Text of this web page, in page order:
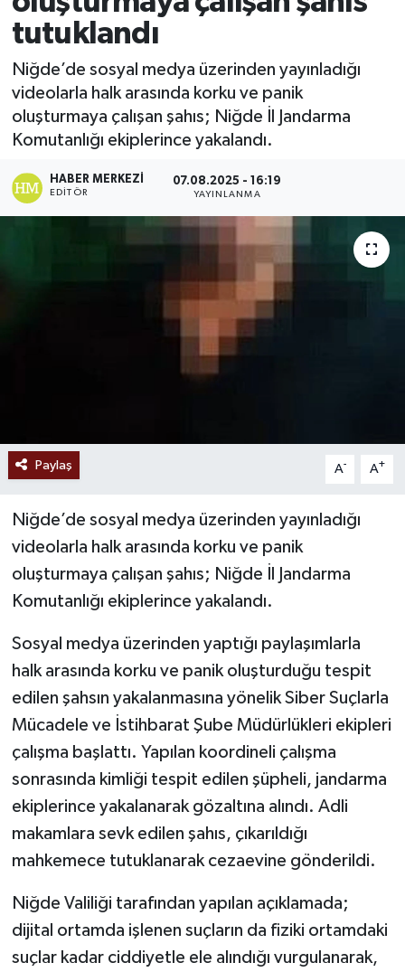
tutuklandı
Niğde’de sosyal medya üzerinden yayınladığı
videolarla halk arasında korku ve panik
oluşturmaya çalışan şahıs; Niğde İl Jandarma
Komutanlığı ekiplerince yakalandı.
HABER MERKEZI
EDITÖR
07.08.2025 - 16:19
YAYINLANMA
Paylaş A- A+
Niğde’de sosyal medya üzerinden yayınladığı
videolarla halk arasında korku ve panik
oluşturmaya çalışan şahıs; Niğde İl Jandarma
Komutanlığı ekiplerince yakalandı.
Sosyal medya üzerinden yaptığı paylaşımlarla
halk arasında korku ve panik oluşturduğu tespit
edilen şahsın yakalanmasına yönelik Siber Suçlarla
Mücadele ve İstihbarat Şube Müdürlükleri ekipleri
çalışma başlattı. Yapılan koordineli çalışma
sonrasında kimliği tespit edilen şüpheli, jandarma
ekiplerince yakalanarak gözaltına alındı. Adli
makamlara sevk edilen şahıs, çıkarıldığı
mahkemece tutuklanarak cezaevine gönderildi.
Niğde Valiliği tarafından yapılan açıklamada;
dijital ortamda işlenen suçların da fiziki ortamdaki
suçlar kadar ciddiyetle ele alındığı vurgulanarak,
Ekonomi
Sağlık
Tokat Haber